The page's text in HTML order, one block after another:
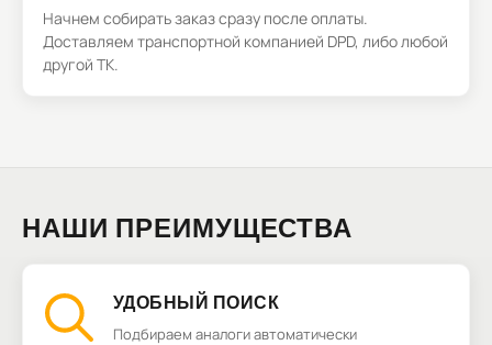
Начнем собирать заказ сразу после оплаты.
Доставляем транспортной компанией DPD, либо любой
другой ТК.
НАШИ ПРЕИМУЩЕСТВА
УДОБНЫЙ ПОИСК
Подбираем аналоги автоматически